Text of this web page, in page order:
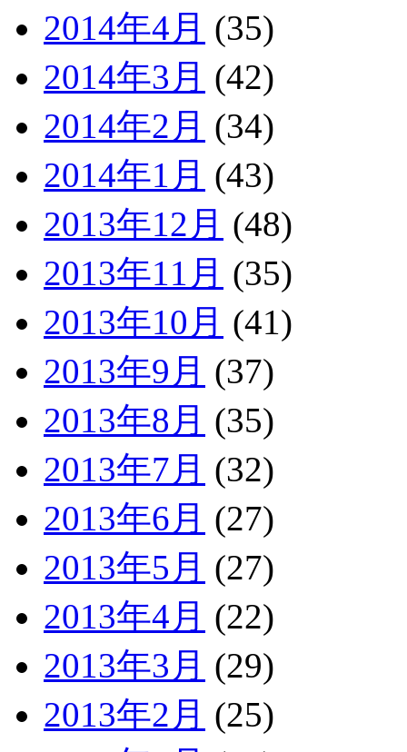
2014年4月 (35)
2014年3月 (42)
2014年2月 (34)
2014年1月 (43)
2013年12月 (48)
2013年11月 (35)
2013年10月 (41)
2013年9月 (37)
2013年8月 (35)
2013年7月 (32)
2013年6月 (27)
2013年5月 (27)
2013年4月 (22)
2013年3月 (29)
2013年2月 (25)